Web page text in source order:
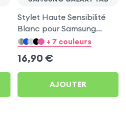
Stylet Haute Sensibilité
Blanc pour Samsung
Galaxy Tab S10 Ultra /
S6 Lite
+ 7 couleurs
16,90 €
AJOUTER